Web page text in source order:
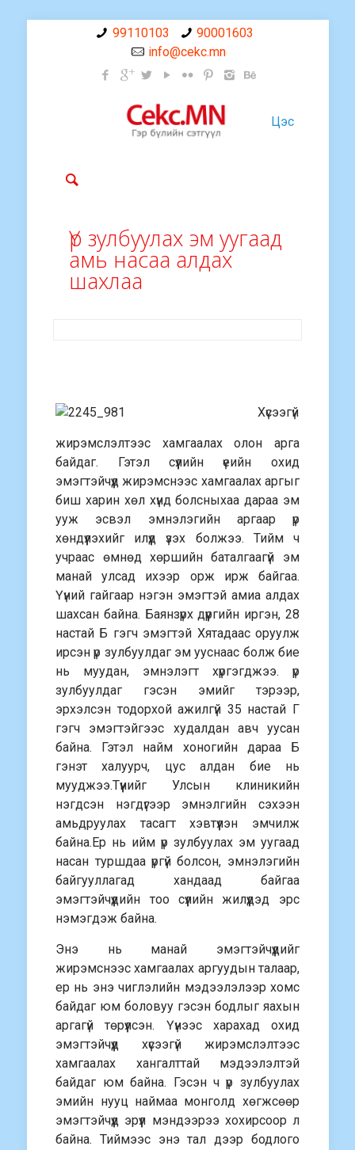
99110103
90001603
info@cekc.mn
Цэс
Үр зулбуулах эм уугаад
амь насаа алдах
шахлаа
Хүсээгүй
жирэмслэлтээс хамгаалах олон арга
байдаг. Гэтэл сүүлийн үеийн охид
эмэгтэйчүүд жирэмснээс хамгаалах аргыг
биш харин хөл хүнд болсныхаа дараа эм
ууж эсвэл эмнэлэгийн аргаар үр
хөндүүлэхийг илүүд үзэх болжээ. Тийм ч
учраас өмнөд хөршийн баталгаагүй эм
манай улсад ихээр орж ирж байгаа.
Үүний гайгаар нэгэн эмэгтэй амиа алдах
шахсан байна. Баянзүрх дүүргийн иргэн, 28
настай Б гэгч эмэгтэй Хятадаас оруулж
ирсэн үр зулбуулдаг эм ууснаас болж бие
нь муудан, эмнэлэгт хүргэгджээ. үр
зулбуулдаг гэсэн эмийг тэрээр,
эрхэлсэн тодорхой ажилгүй 35 настай Г
гэгч эмэгтэйгээс худалдан авч уусан
байна. Гэтэл найм хоногийн дараа Б
гэнэт халуурч, цус алдан бие нь
мууджээ.Түүнийг Улсын клиникийн
нэгдсэн нэгдүгээр эмнэлгийн сэхээн
амьдруулах тасагт хэвтүүлэн эмчилж
байна.Ер нь ийм үр зулбуулах эм уугаад
насан туршдаа үргүй болсон, эмнэлэгийн
байгууллагад хандаад байгаа
эмэгтэйчүүдийн тоо сүүлийн жилүүдэд эрс
нэмэгдэж байна.
Энэ нь манай эмэгтэйчүүдийг
жирэмснээс хамгаалах аргуудын талаар,
ер нь энэ чиглэлийн мэдээлэлээр хомс
байдаг юм боловуу гэсэн бодлыг яахын
аргагүй төрүүлсэн. Үүнээс харахад охид
эмэгтэйчүүд хүсээгүй жирэмслэлтээс
хамгаалах хангалттай мэдээлэлтэй
байдаг юм байна. Гэсэн ч үр зулбуулах
эмийн нууц наймаа монголд хөгжсөөр
эмэгтэйчүүд эрүүл мэндээрээ хохирсоор л
байна. Тиймээс энэ тал дээр бодлого